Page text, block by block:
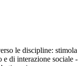
le discipline: stimola
e di interazione sociale -